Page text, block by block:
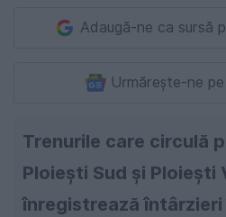
Adaugă-ne ca sursă
Urmărește-ne
Trenurile care circulă
Ploiești Sud și Ploiești
înregistrează